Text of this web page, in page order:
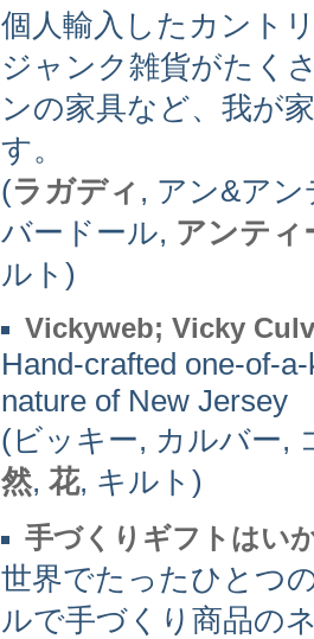
個人輸入したカント
ジャンク雑貨がたく
ンの家具など、我が
す。
(ラガディ , アン&ア
バードール, アンティ
ルト)
Vickyweb; Vicky
Hand-crafted one-of-
nature of New Jersey
(ビッキー, カルバー,
然, 花, キルト)
手づくりギフトはい
世界でたったひとつ
ルで手づくり商品の